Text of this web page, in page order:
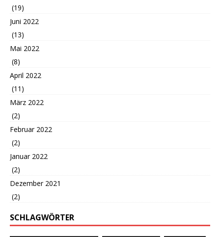
(19)
Juni 2022
(13)
Mai 2022
(8)
April 2022
(11)
März 2022
(2)
Februar 2022
(2)
Januar 2022
(2)
Dezember 2021
(2)
SCHLAGWÖRTER